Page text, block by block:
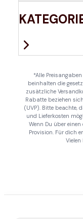
*Alle
beinhalten die
zusätzliche
Rabatte beziehen
(UVP). Bitte beachte,
und Lieferkosten
Wenn Du über
Provision. Für dich